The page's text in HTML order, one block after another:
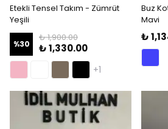
Etekli Tensel Takım - Zümrüt
Yeşili
%30
₺ 1,900.00
₺ 1,330.00
+1
Buz
Mavi
₺